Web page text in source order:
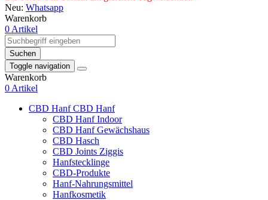
Neu: Whatsapp
Warenkorb
0 Artikel
Suchen
Toggle navigation
Warenkorb
0 Artikel
CBD HanfCBD Hanf
CBD Hanf Indoor
CBD Hanf Gewächshaus
CBD Hasch
CBD Joints Ziggis
Hanfstecklinge
CBD-Produkte
Hanf-Nahrungsmittel
Hanfkosmetik